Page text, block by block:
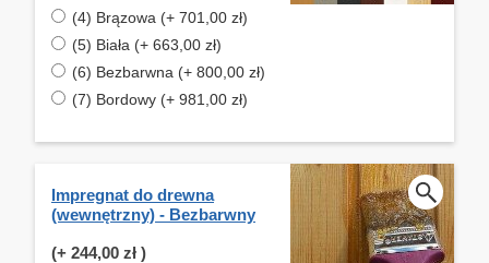
(4) Brązowa (+ 701,00 zł)
(5) Biała (+ 663,00 zł)
(6) Bezbarwna (+ 800,00 zł)
(7) Bordowy (+ 981,00 zł)
Impregnat do drewna
(wewnętrzny) - Bezbarwny
(+ 244,00 zł )